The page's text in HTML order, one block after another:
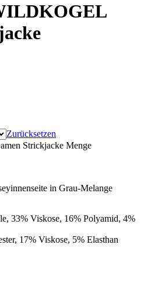
Zurücksetzen
Strickjacke Menge
in Grau-Melange
33% Viskose, 16% Polyamid, 4%
17% Viskose, 5% Elasthan